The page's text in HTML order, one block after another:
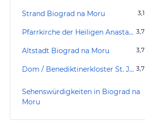
Strand Biograd na Moru 3,1
Pfarrkirche der Heiligen Anastasia 3,7
Altstadt Biograd na Moru 3,7
Dom / Benediktinerkloster St. Johannes 3,7
Sehenswürdigkeiten in Biograd na
Moru